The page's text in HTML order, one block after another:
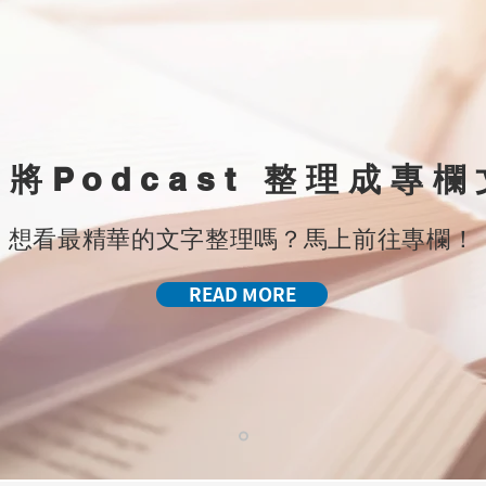
將Podcast 整理成專欄
想看最精華的文字整理嗎？​馬上前往專欄！
READ MORE